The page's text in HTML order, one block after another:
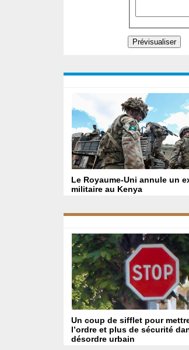
Le Royaume-Uni annule un
militaire au Kenya
Un coup de sifflet pour
l’ordre et plus de sécurité
désordre urbain